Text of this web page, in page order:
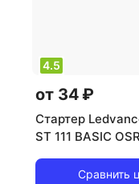
4.5
от 34 ₽
Стартер
ST 111 BASIC
Сравнить